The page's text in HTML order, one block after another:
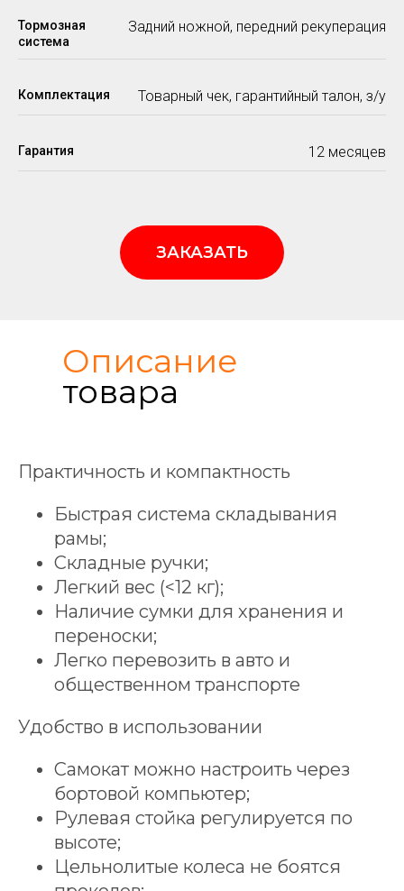
Тормозная
система
Задний ножной, передний рекуперация
Комплектация Товарный чек, гарантийный талон, з/у
Гарантия 12 месяцев
ЗАКАЗАТЬ
Описание
товара
Практичность и компактность
Быстрая система складывания
рамы;
Складные ручки;
Легкий вес (<12 кг);
Наличие сумки для хранения и
переноски;
Легко перевозить в авто и
общественном транспорте
Удобство в использовании
Самокат можно настроить через
бортовой компьютер;
Рулевая стойка регулируется по
высоте;
Цельнолитые колеса не боятся
ПОДБЕРИТЕ ИДЕАЛЬНЫЙ